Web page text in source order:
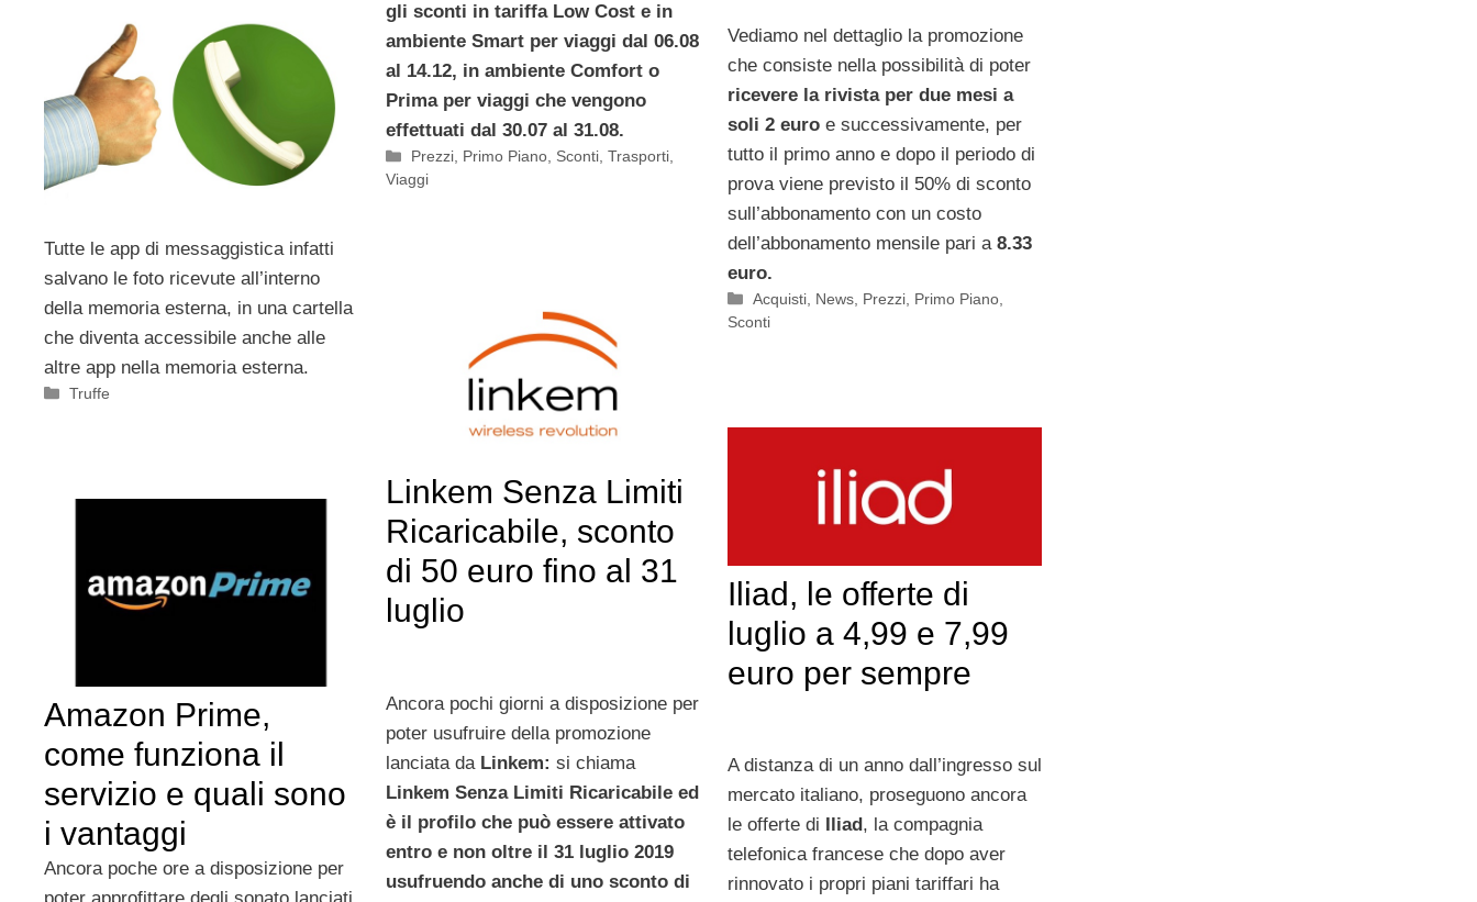
Tutte le app di messaggistica infatti
salvano le foto ricevute all’interno
della memoria esterna, in una cartella
che diventa accessibile anche alle
altre app nella memoria esterna.
Categorie
Truffe
gli sconti in tariffa Low Cost e in
ambiente Smart per viaggi dal 06.08
al 14.12, in ambiente Comfort o
Prima per viaggi che vengono
effettuati dal 30.07 al 31.08.
Categorie
Prezzi, Primo Piano, Sconti,Trasporti,
Viaggi
Vediamo nel dettaglio la promozione
che consiste nella possibilità di poter
ricevere la rivista per due mesi a
soli 2 euroe successivamente, per
tutto il primo anno e dopo il periodo di
prova viene previsto il 50% di sconto
sull’abbonamento con un costo
dell’abbonamento mensile pari a 8.33
euro.
Categorie
Acquisti News Prezzi Primo Piano
Sconti
Linkem Senza Limiti
Ricaricabile, sconto
di 50 euro fino al 31
luglio
Ancora pochi giorni a disposizione per
poter usufruire della promozione
lanciata da Linkem: si chiama
Linkem Senza Limiti Ricaricabile ed
è il profilo che può essere attivato
entro e non oltre il 31 luglio 2019
usufruendo anche di uno sconto di
Iliad, le offerte di
luglio a 4,99 e 7,99
euro per sempre
A distanza di un anno dall’ingresso sul
mercato italiano, proseguono ancora
le offerte di
Iliad , la compagnia
telefonica francese che dopo aver
rinnovato i propri piani tariffari ha
Amazon Prime,
come funziona il
servizio e quali sono
i vantaggi
Ancora poche ore a disposizione per